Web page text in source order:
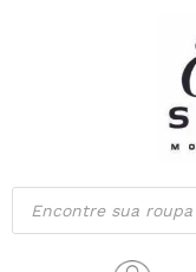
Pesquisar
produtos